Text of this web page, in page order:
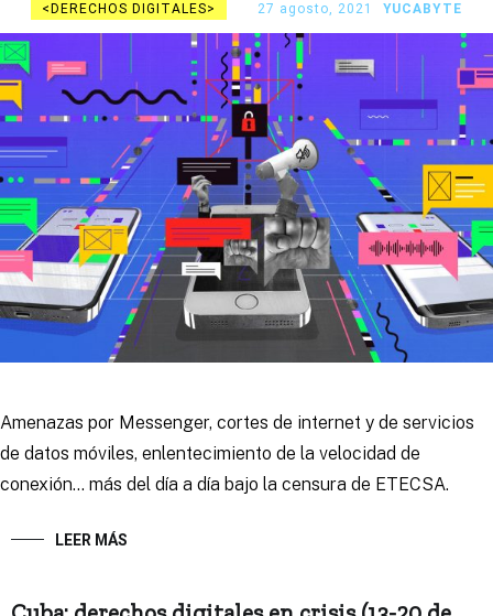
DERECHOS DIGITALES 27 agosto, 2021 YUCABYTE
Amenazas por Messenger, cortes de internet y de servicios
de datos móviles, enlentecimiento de la velocidad de
conexión… más del día a día bajo la censura de ETECSA.
LEER MÁS